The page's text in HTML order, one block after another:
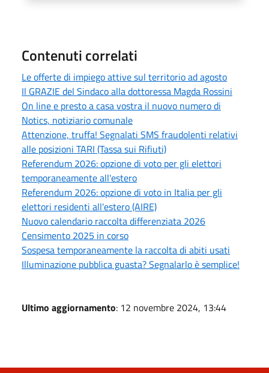
Contenuti correlati
Le offerte di impiego attive sul territorio ad agosto
Il GRAZIE del Sindaco alla dottoressa Magda Rossini
On line e presto a casa vostra il nuovo numero di
Notics, notiziario comunale
Attenzione, truffa! Segnalati SMS fraudolenti relativi
alle posizioni TARI (Tassa sui Rifiuti)
Referendum 2026: opzione di voto per gli elettori
temporaneamente all'estero
Referendum 2026: opzione di voto in Italia per gli
elettori residenti all'estero (AIRE)
Nuovo calendario raccolta differenziata 2026
Censimento 2025 in corso
Sospesa temporaneamente la raccolta di abiti usati
Illuminazione pubblica guasta? Segnalarlo è semplice!
Ultimo aggiornamento: 12 novembre 2024, 13:44